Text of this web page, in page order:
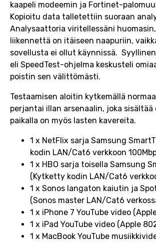
kaapeli modeemin ja Fortinet-
Kopioitu data talletettiin suoraan
Analysaattoria viritellessäni
liikennettä on itäiseen naapuriin,
sovellusta ei ollut käynnissä.
eli SpeedTest-ohjelma keskusteli
poistin sen välittömästi.
Testaamisen aloitin kytkemällä
perjantai illan arsenaalin, joka
paikalla on myös lasten kavereita.
1 x NetFlix sarja Samsung
kodin LAN/Cat6 verkkoon
1 x HBO sarja toisella Samsung
(Kytketty kodin LAN/Cat6
1 x Sonos langaton kaiutin ja
(Sonos master LAN/Cat6
1 x iPhone 7 YouTube video
1 x iPad YouTube video (Apple
1 x MacBook YouTube